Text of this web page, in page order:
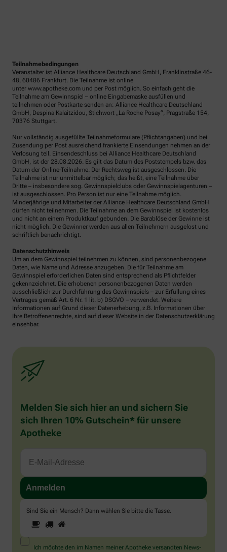
Teilnahmebedingungen
Veranstalter ist Alliance Healthcare Deutschland GmbH, Franklinstraße 46-
48, 60486 Frankfurt. Die Teilnahme ist online
unter www.apotheke.com und per Post möglich. So einfach geht die
Teilnahme am Gewinnspiel – online Eingabemaske ausfüllen und
teilnehmen oder Postkarte senden an: Alliance Healthcare Deutschland
GmbH, Despina Kalaitzidou, Stichwort „La Roche Posay“, Pragstraße 154,
70376 Stuttgart.
Nur vollständig ausgefüllte Teilnahmeformulare (Pflichtangaben) und bei
Zusendung per Post ausreichend frankierte Einsendungen nehmen an der
Verlosung teil. Einsendeschluss bei Alliance Healthcare Deutschland
GmbH, ist der 28.08.2026. Es gilt das Datum des Poststempels bzw. das
Datum der Online-Teilnahme. Der Rechtsweg ist ausgeschlossen. Die
Teilnahme ist nur unmittelbar möglich; das heißt, eine Teilnahme über
Dritte – insbesondere sog. Gewinnspielclubs oder Gewinnspielagenturen –
ist ausgeschlossen. Pro Person ist nur eine Teilnahme möglich.
Minderjährige und Mitarbeiter der Alliance Healthcare Deutschland GmbH
dürfen nicht teilnehmen. Die Teilnahme an dem Gewinnspiel ist kostenlos
und nicht an einem Produktkauf gebunden. Die Barablöse der Gewinne ist
nicht möglich. Die Gewinner werden aus allen Teilnehmern ausgelost und
schriftlich benachrichtigt.
Datenschutzhinweis
Um an dem Gewinnspiel teilnehmen zu können, sind personenbezogene
Daten, wie Name und Adresse anzugeben. Die für Teilnahme am
Gewinnspiel erforderlichen Daten sind entsprechend als Pflichtfelder
gekennzeichnet. Die erhobenen personenbezogenen Daten werden
ausschließlich zur Durchführung des Gewinnspiels – zur Erfüllung eines
Vertrages gemäß Art. 6 Nr. 1 lit. b) DSGVO – verwendet. Weitere
Informationen auf Grund dieser Datenerhebung, z.B. Informationen über
Ihre Betroffenenrechte, sind auf dieser Website in der Datenschutzerklärung
einsehbar.
Melden Sie sich hier an und sichern Sie
sich Ihren 10% Gutschein* für unsere
Apotheke
Sind Sie ein Mensch? Dann wählen Sie bitte die Tasse.
Sind
Sie
ein
Mensch?
1 2
Ich möchte den im Namen meiner Apotheke versandten News-